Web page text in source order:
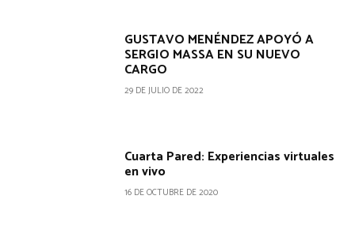
GUSTAVO MENÉNDEZ APOYÓ A
SERGIO MASSA EN SU NUEVO
CARGO
29 DE JULIO DE 2022
Cuarta Pared: Experiencias virtuales
en vivo
16 DE OCTUBRE DE 2020